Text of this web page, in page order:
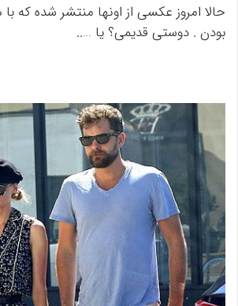
حالا امروز عکسی از اونها منتشر شده که
بودن . دوستی قدیمی؟ یا …..